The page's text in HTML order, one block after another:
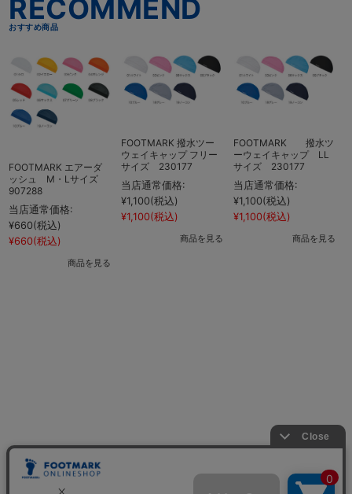
こちらもおすすめ
FOOTMARK エアーダ
ッシュ M・Lサイズ
907288
当店通常価格:
¥660(税込)
¥660(税込)
商品を見る
FOOTMARK 撥水ツー
ウェイキャップ フリー
サイズ 230177
当店通常価格:
¥1,100(税込)
¥1,100(税込)
商品を見る
FOOTMARK 撥水ツ
ーウェイキャップ LL
サイズ 230177
当店通常価格:
¥1,100(税込)
¥1,100(税込)
商品を見る